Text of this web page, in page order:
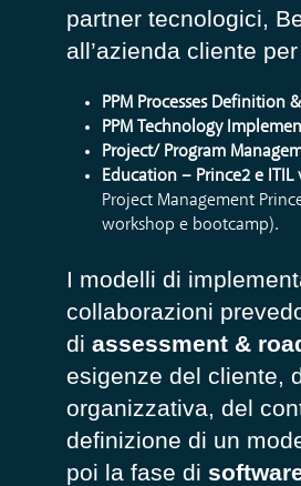
partner tecnologici,
all’azienda cliente
PPM Processes Definition
PPM Technology
Project/ Program
Education – Prince2 e ITIL
Project Management
workshop e bootcamp).
I modelli di
collaborazioni
di assessment &
esigenze del cliente,
organizzativa, del
definizione di un
poi la fase di